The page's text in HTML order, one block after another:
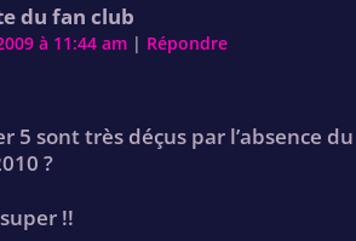
du fan club
à 11:44 am | Répondre
5 sont très déçus par l’absence
?
!!